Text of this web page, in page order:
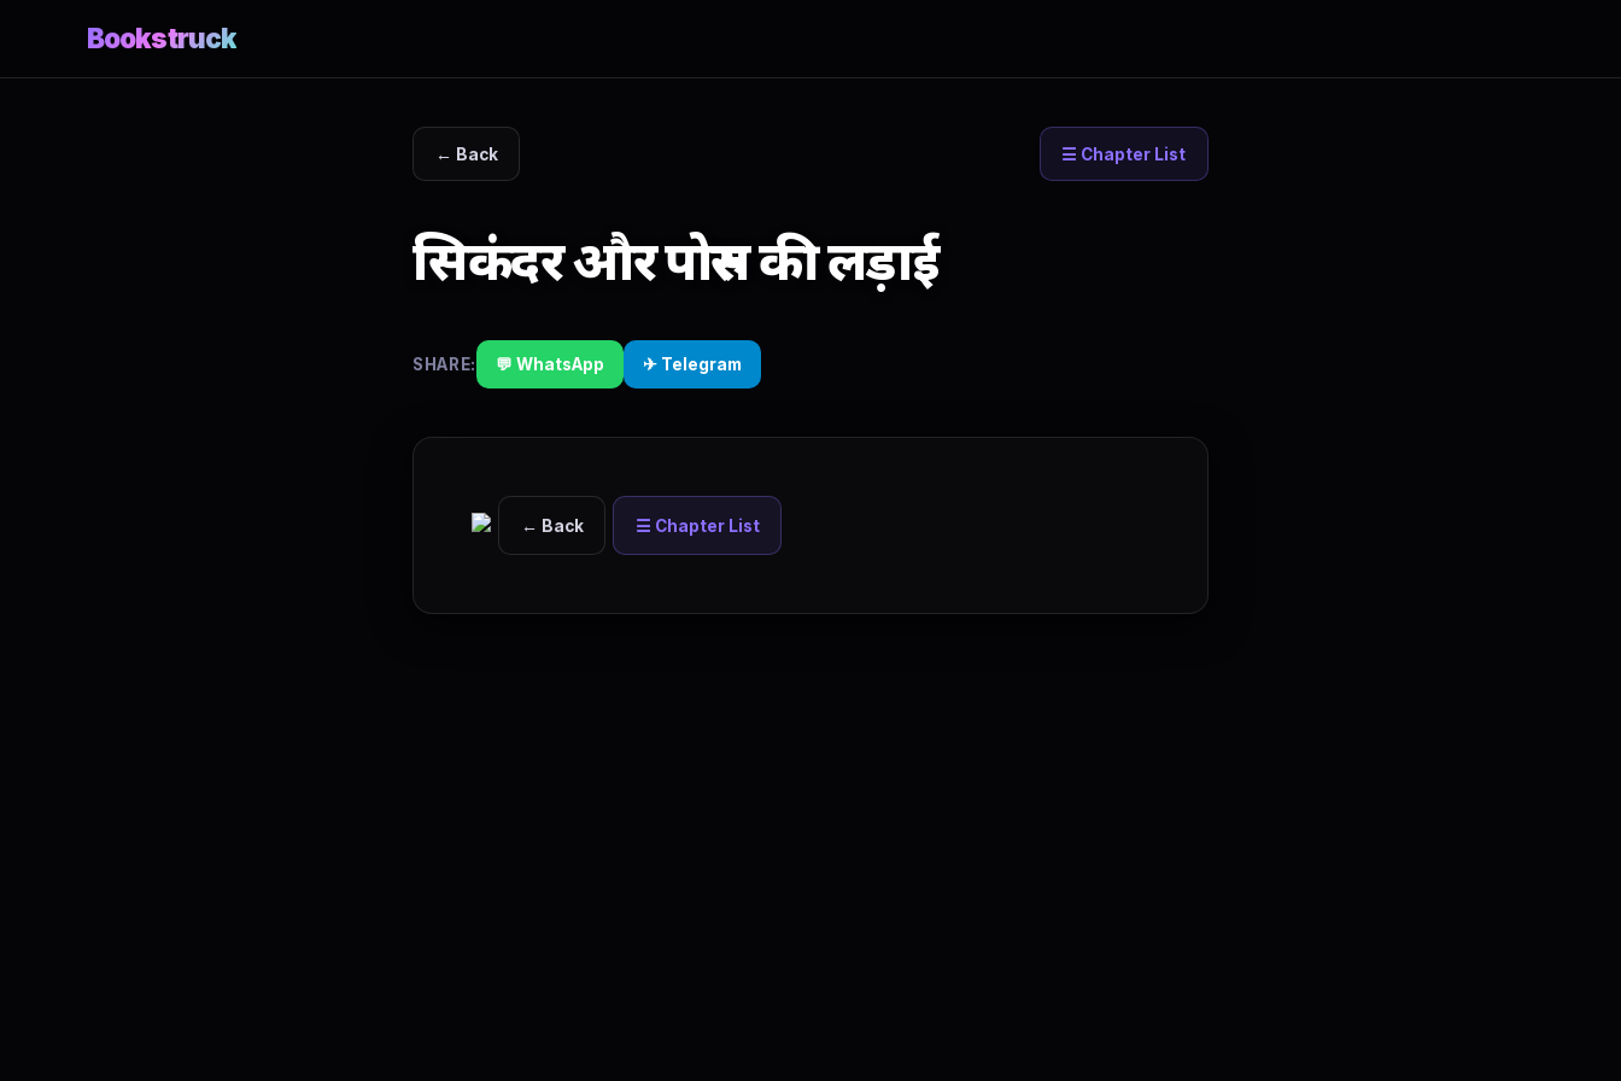
Bookstruck
← Back ☰ Chapter List
सिकंदर और पोरुस की लड़ाई
SHARE: 💬 WhatsApp ✈ Telegram
← Back ☰ Chapter List